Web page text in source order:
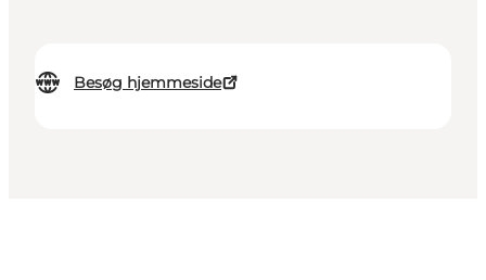
Besøg hjemmeside